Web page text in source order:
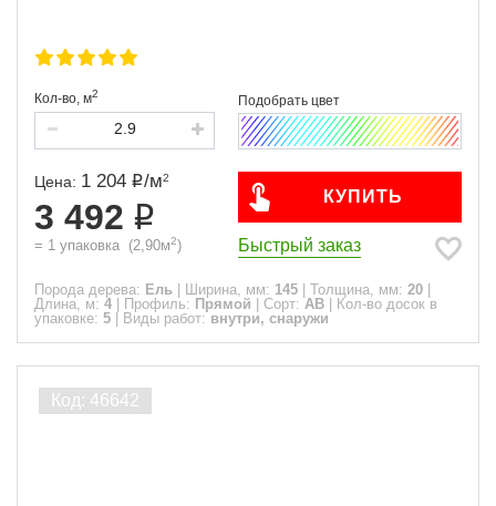
Кол-во, м2
Цена: 1 204 /м2
3 492
= 1 упаковка (2,90м2)
КУПИТЬ
Быстрый заказ
Порода дерева: Ель Ширина, мм: 145 Толщина, мм: 20
Длина, м: 4 Профиль: Прямой Сорт: АВ
Кол-во досок в
упаковке: 5 Виды работ: внутри, снаружи